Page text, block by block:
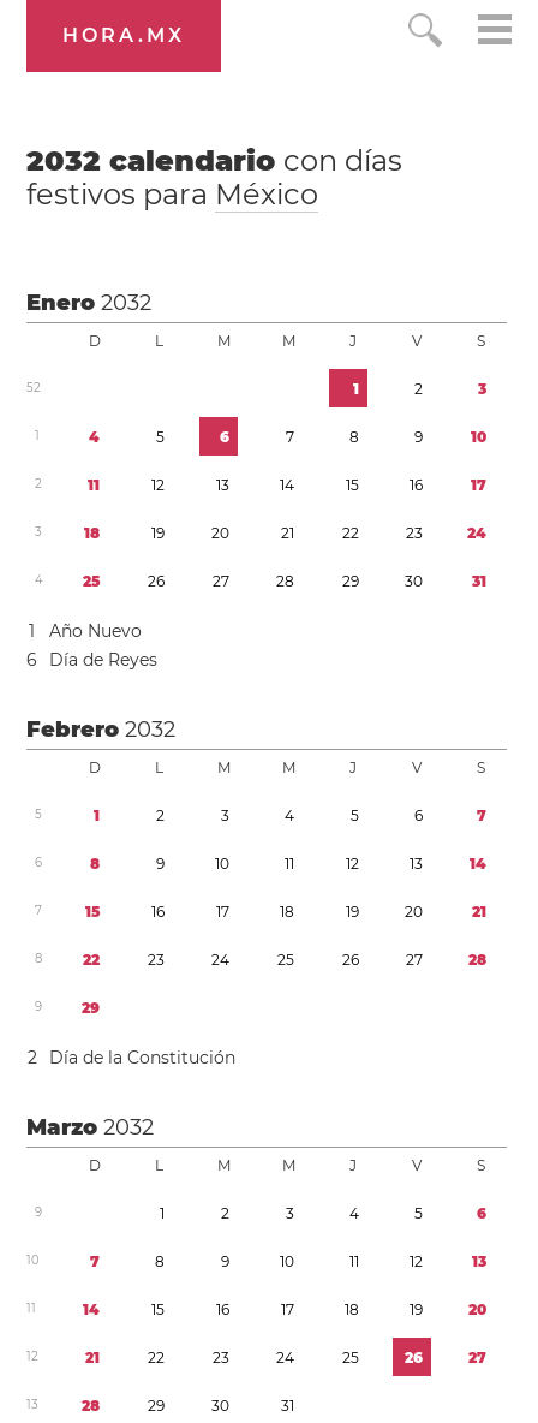
HORA.MX
2032 calendario con días
festivos para México
Enero2032
D L M M J V S
52 1 2 3
1 4 5 6 7 8 9 10
2 11 12 13 14 15 16 17
3 18 19 20 21 22 23 24
4 25 26 27 28 29 30 31
1
Año Nuevo
6
Día de Reyes
Febrero2032
D L M M J V S
5 1 2 3 4 5 6 7
6 8 9 10 11 12 13 14
7 15 16 17 18 19 20 21
8 22 23 24 25 26 27 28
9 29
2 Día de la Constitución
Marzo2032
D L M M J V S
9 1 2 3 4 5 6
10 7 8 9 10 11 12 13
11 14 15 16 17 18 19 20
12 21 22 23 24 25 26 27
13 28 29 30 31